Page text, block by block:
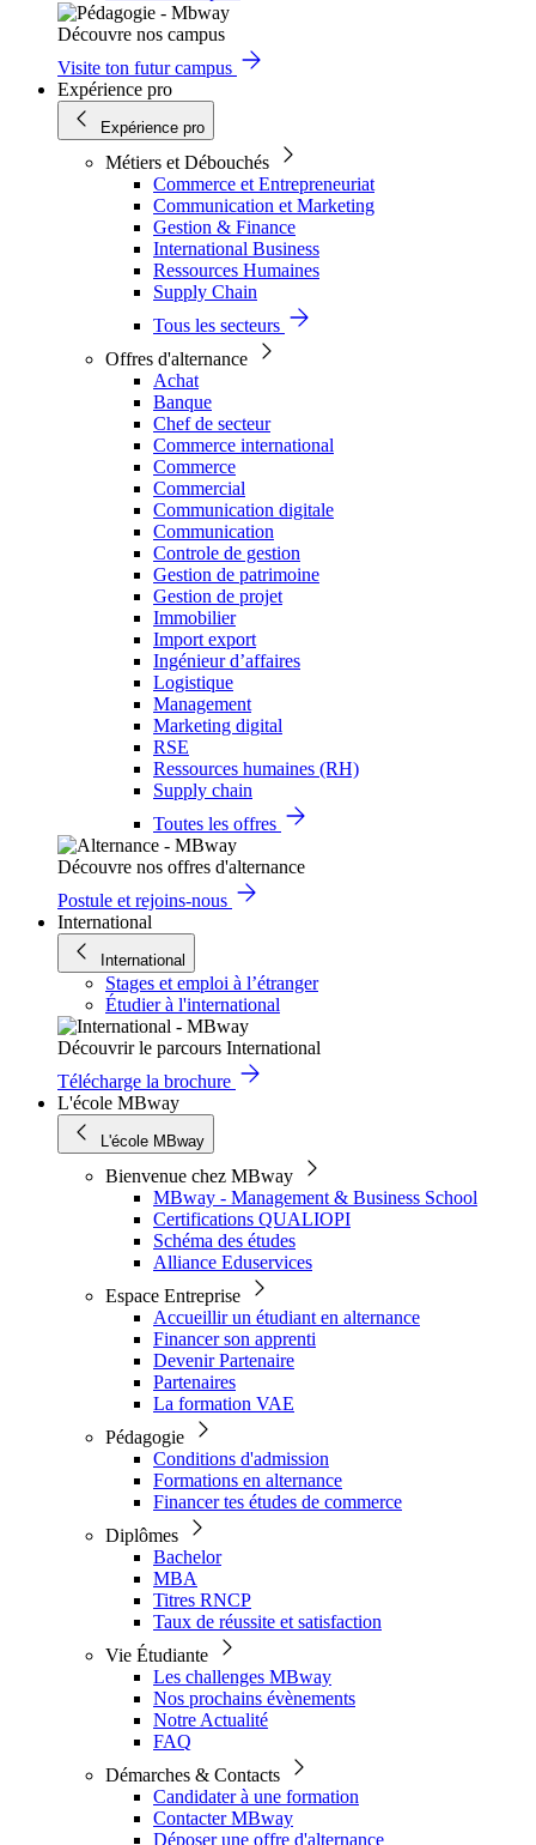
Découvre nos campus
Visite ton futur campus
Expérience pro
Expérience pro
Métiers et Débouchés
Commerce et Entrepreneuriat
Communication et Marketing
Gestion & Finance
International Business
Ressources Humaines
Supply Chain
Tous les secteurs
Offres d'alternance
Achat
Banque
Chef de secteur
Commerce international
Commerce
Commercial
Communication digitale
Communication
Controle de gestion
Gestion de patrimoine
Gestion de projet
Immobilier
Import export
Ingénieur d’affaires
Logistique
Management
Marketing digital
RSE
Ressources humaines (RH)
Supply chain
Toutes les offres
Découvre nos offres d'alternance
Postule et rejoins-nous
International
International
Stages et emploi à l’étranger
Étudier à l'international
Découvrir le parcours International
Télécharge la brochure
L'école MBway
L'école MBway
Bienvenue chez MBway
MBway - Management & Business School
Certifications QUALIOPI
Schéma des études
Alliance Eduservices
Espace Entreprise
Accueillir un étudiant en alternance
Financer son apprenti
Devenir Partenaire
Partenaires
La formation VAE
Pédagogie
Conditions d'admission
Formations en alternance
Financer tes études de commerce
Diplômes
Bachelor
MBA
Titres RNCP
Taux de réussite et satisfaction
Vie Étudiante
Les challenges MBway
Nos prochains évènements
Notre Actualité
FAQ
Démarches & Contacts
Candidater à une formation
Contacter MBway
Déposer une offre d'alternance